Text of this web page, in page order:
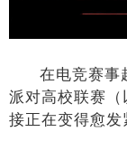
在电竞赛事
派对高校联赛
接正在变得愈发